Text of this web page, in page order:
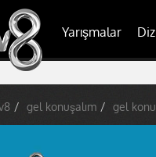
Yarışmalar
gel konuşalım gel